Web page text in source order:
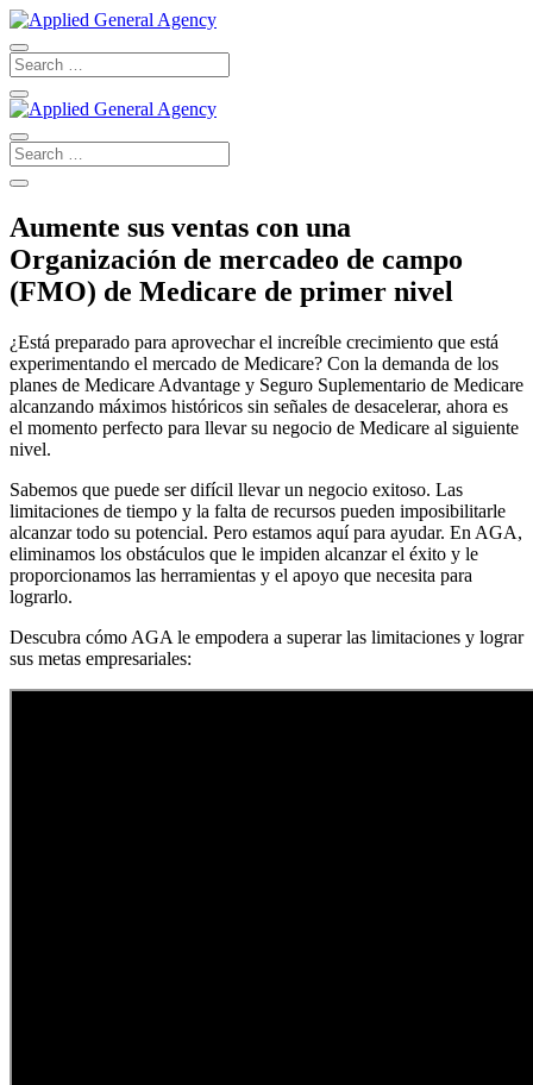
Aumente sus ventas con una
Organización de mercadeo de campo
(FMO) de Medicare de primer nivel
¿Está preparado para aprovechar el increíble crecimiento que está
experimentando el mercado de Medicare? Con la demanda de los
planes de Medicare Advantage y Seguro Suplementario de Medicare
alcanzando máximos históricos sin señales de desacelerar, ahora es
el momento perfecto para llevar su negocio de Medicare al siguiente
nivel.
Sabemos que puede ser difícil llevar un negocio exitoso. Las
limitaciones de tiempo y la falta de recursos pueden imposibilitarle
alcanzar todo su potencial. Pero estamos aquí para ayudar. En AGA,
eliminamos los obstáculos que le impiden alcanzar el éxito y le
proporcionamos las herramientas y el apoyo que necesita para
lograrlo.
Descubra cómo AGA le empodera a superar las limitaciones y lograr
sus metas empresariales: